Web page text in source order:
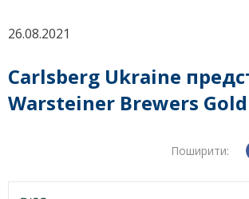
26.08.2021
Carlsberg Ukraine
Warsteiner Brewers Gold
Поширити: